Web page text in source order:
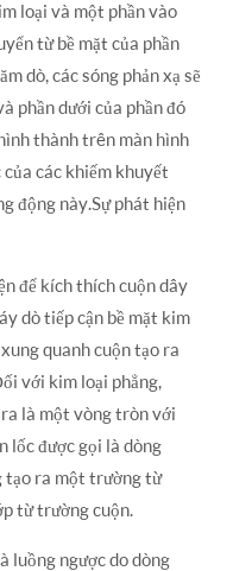
loại và một phần vào
từ bề mặt của phần
dò, các sóng phản xạ sẽ
phần dưới của phần đó
thành trên màn hình
các khiếm khuyết
động này.Sự phát hiện
để kích thích cuộn dây
dò tiếp cận bề mặt kim
quanh cuộn tạo ra
với kim loại phẳng,
ra là một vòng tròn với
lốc được gọi là dòng
tạo ra một trường từ
từ trường cuộn.
luồng ngược do dòng